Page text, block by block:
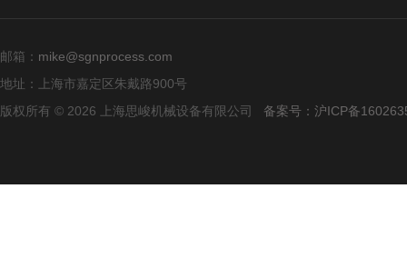
邮箱： mike@sgnprocess.com
地址：上海市嘉定区朱戴路900号
版权所有 © 2026 上海思峻机械设备有限公司 备案号：沪ICP备